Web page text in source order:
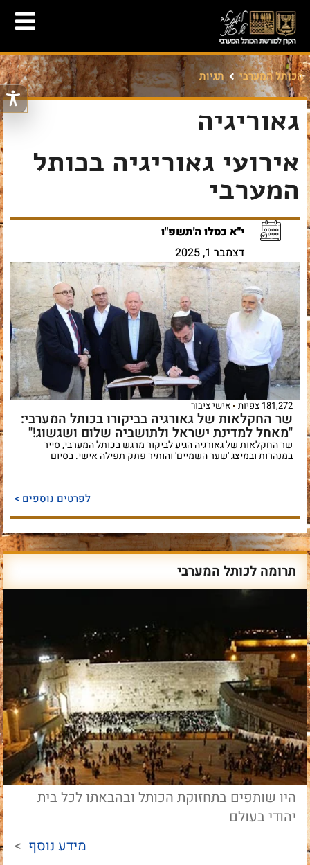
הכותל המערבי תגיות
גאוריגיה
אירועי גאוריגיה בכותל
המערבי
י"א כסלו ה'תשפ"ו
דצמבר 1, 2025
181,272 צפיות אישי ציבור
שר החקלאות של גאורגיה בביקורו בכותל המערבי:
"מאחל למדינת ישראל ולתושביה שלום ושגשוג!"
שר החקלאות של גאורגיה הגיע לביקור מרגש בכותל המערבי, סייר
במנהרות ובמיצג 'שער השמיים' והותיר פתק תפילה אישי. בסיום
לפרטים נוספים >
תרומה לכותל המערבי
היו שותפים בתחזוקת הכותל ובהבאתו לכל בית
יהודי בעולם
מידע נוסף >